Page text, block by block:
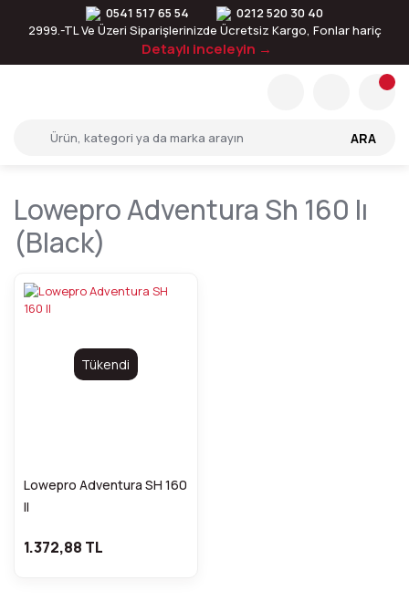
0541 517 65 54
0212 520 30 40
2999.-TL Ve Üzeri Siparişlerinizde Ücretsiz Kargo, Fonlar hariç
Detaylı inceleyin →
ARA
Lowepro Adventura Sh 160 Iı
(black)
Tükendi
Lowepro Adventura SH 160
II
1.372,88 TL